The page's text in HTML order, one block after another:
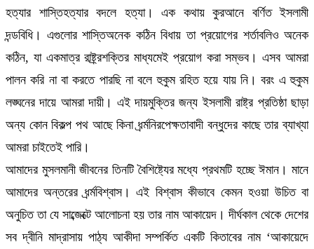
হত্যার শাস্তিহত্যার বদলে হত্যা। এক কথায় কুরআনে বর্ণিত ইসলামী
দন্ডবিধি। এগুলোর শাস্তিঅনেক কঠিন বিধায় তা প্রয়োগের শর্তাবলিও অনেক
কঠিন, যা একমাত্র রাষ্ট্র্রশক্তির মাধ্যমেই প্রয়োগ করা সম্ভব। এসব আমরা
পালন করি না বা করতে পারছি না বলে হুকুম রহিত হয়ে যায় নি। বরং এ হুকুম
লঙ্ঘনের দায়ে আমরা দায়ী। এই দায়মুক্তির জন্য ইসলামী রাষ্ট্র প্রতিষ্ঠা ছাড়া
অন্য কোন বিকল্প পথ আছে কিনা ধর্র্মনিরপেক্ষতাবাদী বন্ধুদের কাছে তার ব্যাখ্যা
আমরা চাইতেই পারি।
আমাদের মুসলমানী জীবনের তিনটি বৈশিষ্ট্যের মধ্যে প্রথমটি হচ্ছে ঈমান। মানে
আমাদের অন্তরের ধর্র্মবিশ্বাস। এই বিশ্বাস কীভাবে কেমন হওয়া উচিত বা
অনুচিত তা যে সাব্জেক্টে আলোচনা হয় তার নাম আকায়েদ। দীর্ঘকাল থেকে দেশের
সব দ্বীনি মাদ্রাসায় পাঠ্য আকীদা সম্পর্কিত একটি কিতাবের নাম ‘আকায়েদে